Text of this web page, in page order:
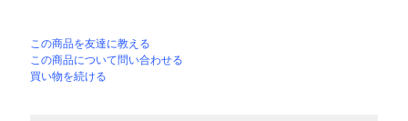
この商品を友達に教える
この商品について問い合わせる
買い物を続ける